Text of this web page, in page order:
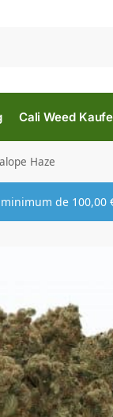
Cali Weed
Haze
minimum de 100,00